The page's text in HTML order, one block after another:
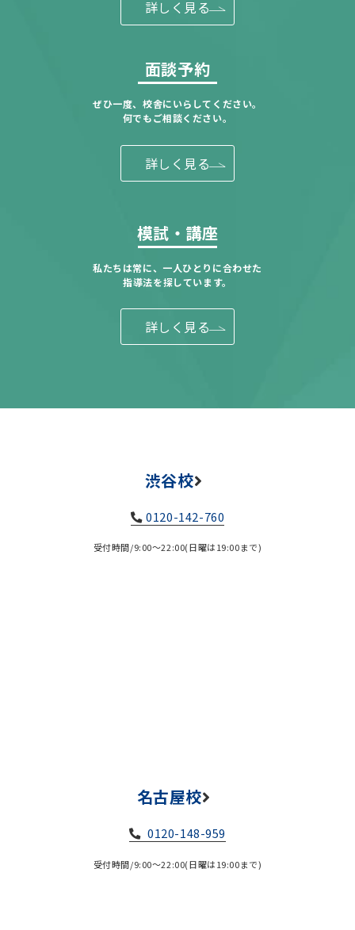
詳しく見る
面談予約
ぜひ一度、校舎にいらしてください。
何でもご相談ください。
詳しく見る
模試・講座
私たちは常に、一人ひとりに合わせた
指導法を探しています。
詳しく見る
渋谷校
0120-142-760
受付時間/9:00～22:00(日曜は19:00まで)
名古屋校
0120-148-959
受付時間/9:00～22:00(日曜は19:00まで)